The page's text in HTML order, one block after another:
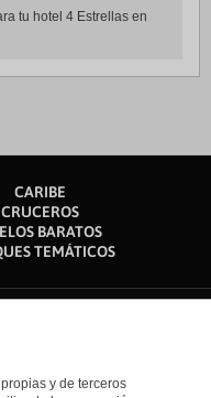
tu hotel 4 Estrellas en
CARIBE
CRUCEROS
BARATOS
TEMÁTICOS
y de terceros